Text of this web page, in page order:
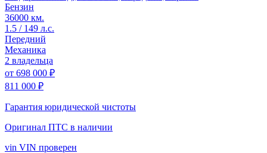
Бензин
36000 км.
1.5 / 149 л.с.
Передний
Механика
2 владельца
от 698 000 ₽
811 000 ₽
Гарантия юридической чистоты
Оригинал ПТС в наличии
vin VIN проверен